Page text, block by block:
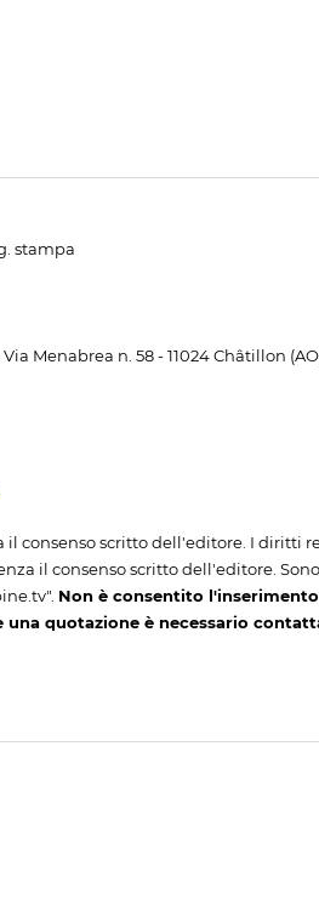
stampa
Menabrea n. 58 - 11024 Châtillon
consenso scritto dell'editore. I diritti
il consenso scritto dell'editore.
Non è consentito
quotazione è necessario